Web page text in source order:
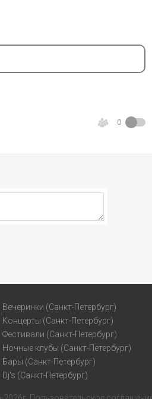
0
Вечеринки (Санкт-Петербург)
Концерты (Санкт-Петербург)
Фестивали (Санкт-Петербург)
Ночные клубы (Санкт-Петербург)
Бары (Санкт-Петербург)
Dj's (Санкт-Петербург)